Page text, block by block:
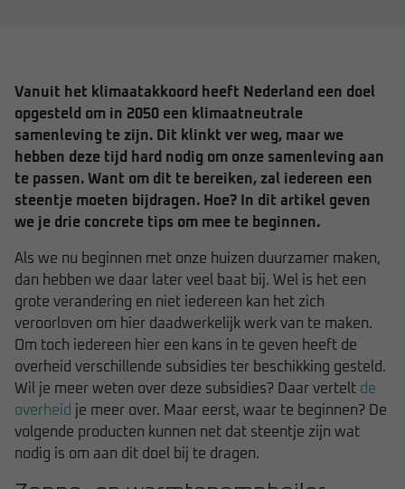
Vanuit het klimaatakkoord heeft Nederland een doel
opgesteld om in 2050 een klimaatneutrale
samenleving te zijn. Dit klinkt ver weg, maar we
hebben deze tijd hard nodig om onze samenleving aan
te passen. Want om dit te bereiken, zal iedereen een
steentje moeten bijdragen. Hoe? In dit artikel geven
we je drie concrete tips om mee te beginnen.
Als we nu beginnen met onze huizen duurzamer maken,
dan hebben we daar later veel baat bij. Wel is het een
grote verandering en niet iedereen kan het zich
veroorloven om hier daadwerkelijk werk van te maken.
Om toch iedereen hier een kans in te geven heeft de
overheid verschillende subsidies ter beschikking gesteld.
Wil je meer weten over deze subsidies? Daar vertelt de
overheid je meer over. Maar eerst, waar te beginnen? De
volgende producten kunnen net dat steentje zijn wat
nodig is om aan dit doel bij te dragen.